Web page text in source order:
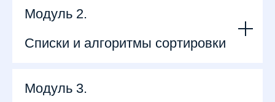
Модуль 2.
Списки и алгоритмы сортировки
Модуль 3.